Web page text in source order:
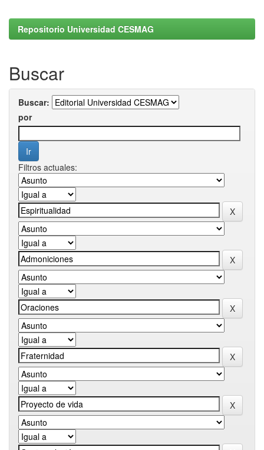
Repositorio Universidad CESMAG
Buscar
Buscar:
por
Filtros actuales: